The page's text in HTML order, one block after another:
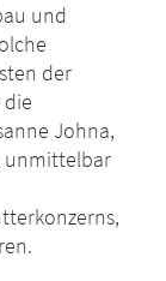
und
der
Johna,
unmittelbar